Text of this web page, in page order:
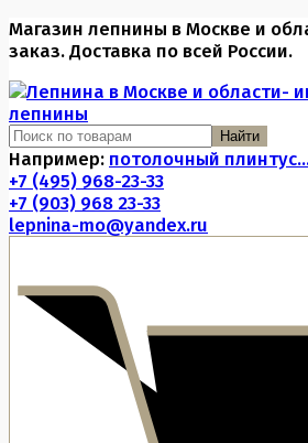
Магазин лепнины в Москве и
заказ. Доставка по всей России.
Найти
Например: потолочный
+7 (495) 968-23-33
+7 (903) 968 23-33
lepnina-mo@yandex.ru